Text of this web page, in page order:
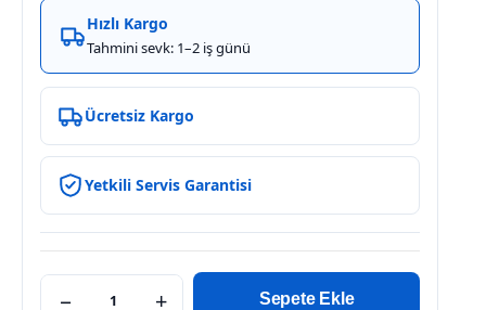
Hızlı Kargo
Tahmini sevk: 1–2 iş günü
Ücretsiz Kargo
Yetkili Servis Garantisi
− + Sepete Ekle